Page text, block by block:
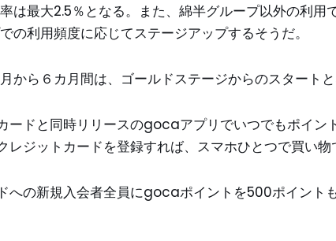
は最大2.5％となる。また、綿半グループ以外の利用
の利用頻度に応じてステージアップするそうだ。
から６カ月間は、ゴールドステージからのスタートと
ドと同時リリースのgocaアプリでいつでもポイン
ジットカードを登録すれば、スマホひとつで買い物
の新規入会者全員にgocaポイントを500ポイント